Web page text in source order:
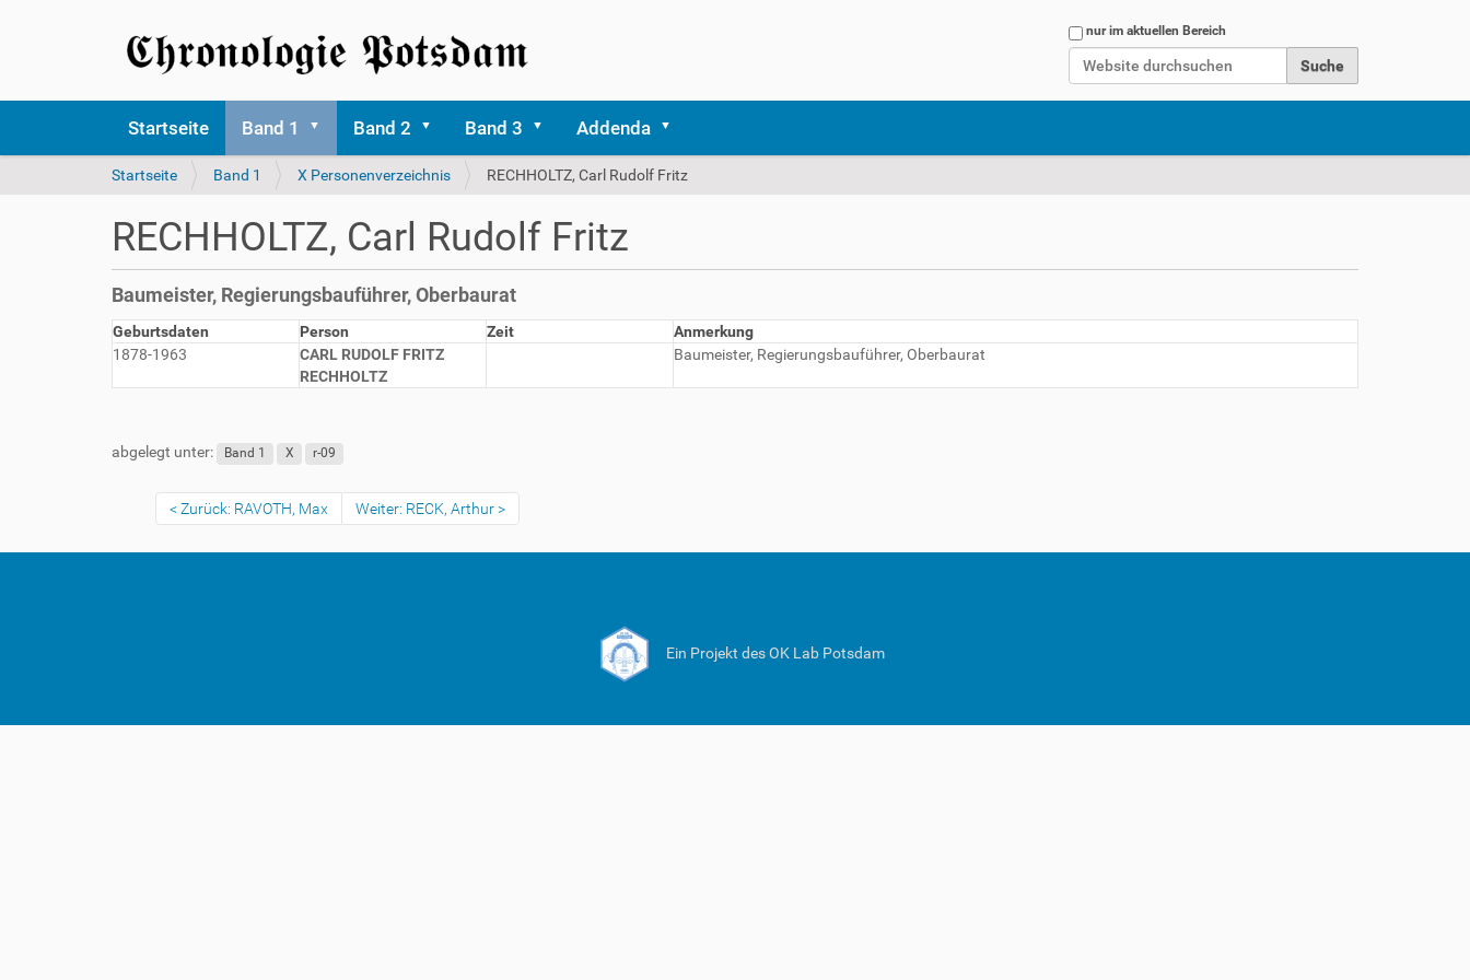
Website durchsuchen
nur im aktuellen Bereich
Startseite Band 1 Band 2 Band 3 Addenda
S
d
h
i
r
Startseite Band 1 X Personenverzeichnis RECHHOLTZ, Carl Rudolf Fritz
RECHHOLTZ, Carl Rudolf Fritz
Baumeister, Regierungsbauführer, Oberbaurat
Geburtsdaten Person Zeit
Anmerkung
1878-1963
CARL RUDOLF FRITZ
RECHHOLTZ
Baumeister, Regierungsbauführer, Oberbaurat
abgelegt unter: Band 1 X r-09
Zurück: RAVOTH, Max Weiter: RECK, Arthur
Ein Projekt des OK Lab Potsdam